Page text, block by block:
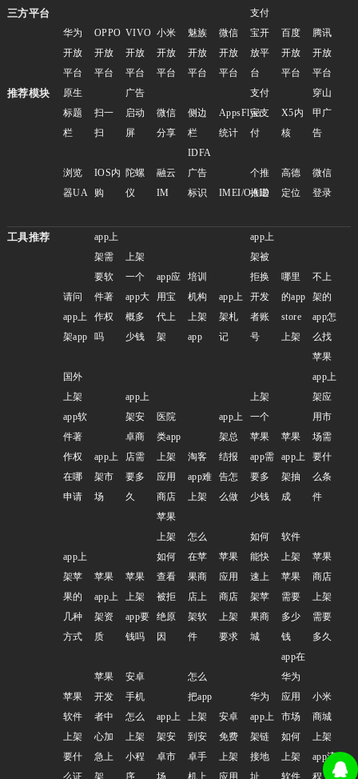
三方平台
华为
开放
平台
OPPO
开放
平台
VIVO
开放
平台
小米
开放
平台
魅族
开放
平台
微信
开放
平台
支付
宝开
放平
台
百度
开放
平台
腾讯
开放
平台
推荐模块
原生
标题
栏
扫一
扫
广告
启动
屏
微信
分享
侧边
栏
AppsFlyer
统计
支付
宝支
付
X5内
核
穿山
甲广
告
浏览
器UA
IOS内
购
陀螺
仪
融云
IM
IDFA
广告
标识
IMEI/OAID
个推
推送
高德
定位
微信
登录
工具推荐
请问
app上
架app
app上
架需
要软
件著
作权
吗
上架
一个
app大
概多
少钱
app应
用宝
代上
架
培训
机构
上架
app
app上
架札
记
app上
架被
拒换
开发
者账
号
哪里
的app
store
上架
不上
架的
app怎
么找
国外
上架
app软
件著
作权
在哪
申请
app上
架市
场
app上
架安
卓商
店需
要多
久
医院
类app
上架
应用
商店
淘客
app难
上架
app上
架总
结报
告怎
么做
上架
一个
苹果
app需
要多
少钱
苹果
app上
架抽
成
苹果
app上
架应
用市
场需
要什
么条
件
app上
架苹
果的
几种
方式
苹果
app上
架资
质
苹果
上架
app要
钱吗
苹果
上架
如何
查看
被拒
绝原
因
怎么
在苹
果商
店上
架软
件
苹果
应用
商店
上架
要求
如何
能快
速上
架苹
果商
城
软件
上架
苹果
需要
多少
钱
苹果
商店
上架
需要
多久
苹果
软件
上架
要什
苹果
开发
者中
心加
急上
安卓
手机
怎么
上架
小程
app上
架安
卓市
怎么
把app
上架
到安
卓手
安卓
免费
上架
华为
app上
架链
接地
app在
华为
应用
市场
如何
上架
小米
商城
上架
app流